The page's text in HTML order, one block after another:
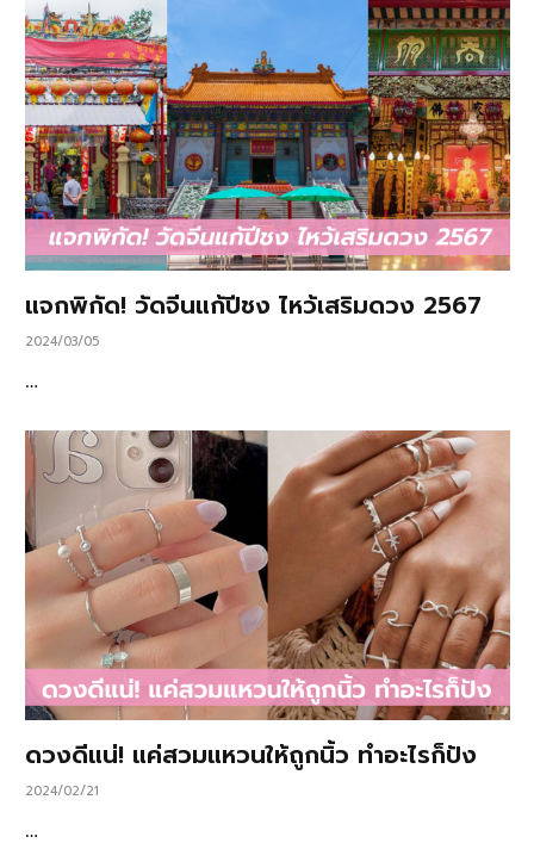
แจกพิกัด! วัดจีนแก้ปีชง ไหว้เสริมดวง 2567
2024/03/05
…
ดวงดีแน่! แค่สวมแหวนให้ถูกนิ้ว ทำอะไรก็ปัง
2024/02/21
…